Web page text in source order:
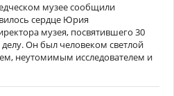
музее сообщили
сердце Юрия
музея, посвятившего 30
Он был человеком светлой
неутомимым исследователем и